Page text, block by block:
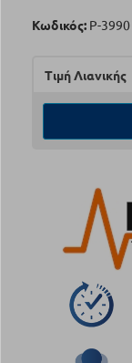
Κωδικός: Ρ-3990
Τιμή Λιανικής